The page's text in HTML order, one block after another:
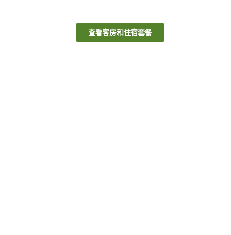
查看客房和住宿套餐